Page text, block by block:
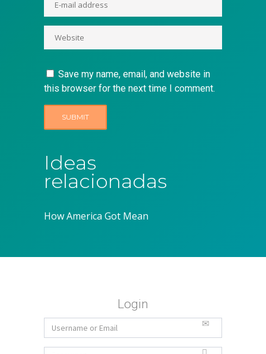
Save my name, email, and website in
this browser for the next time I comment.
Ideas
relacionadas
How America Got Mean
Login